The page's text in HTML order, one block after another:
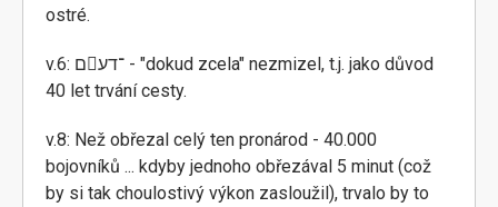
ostré.
v.6: ם־דע - "dokud zcela" nezmizel, t.j. jako důvod
40 let trvání cesty.
v.8: Než obřezal celý ten pronárod - 40.000
bojovníků ... kdyby jednoho obřezával 5 minut (což
by si tak choulostivý výkon zasloužil), trvalo by to